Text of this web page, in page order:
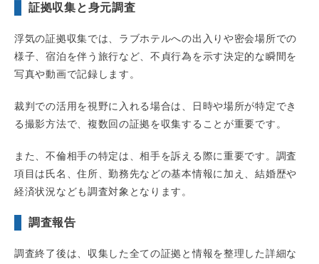
証拠収集と身元調査
浮気の証拠収集では、ラブホテルへの出入りや密会場所での
様子、宿泊を伴う旅行など、不貞行為を示す決定的な瞬間を
写真や動画で記録します。
裁判での活用を視野に入れる場合は、日時や場所が特定でき
る撮影方法で、複数回の証拠を収集することが重要です。
また、不倫相手の特定は、相手を訴える際に重要です。調査
項目は氏名、住所、勤務先などの基本情報に加え、結婚歴や
経済状況なども調査対象となります。
調査報告
調査終了後は、収集した全ての証拠と情報を整理した詳細な